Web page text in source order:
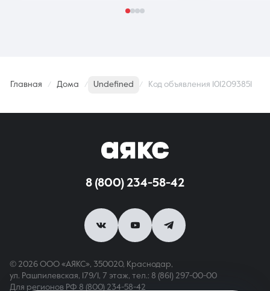
Главная Дома Undefined Код объявления 1012093851
8 (800) 234-58-42
© 2026 ООО «АЯКС», 350020, Краснодар,
ул. Рашпилевская, 179/1, 7 этаж, тел.: 8 (861) 297-00-00
Для регионов РФ 8 (800) 234-58-42